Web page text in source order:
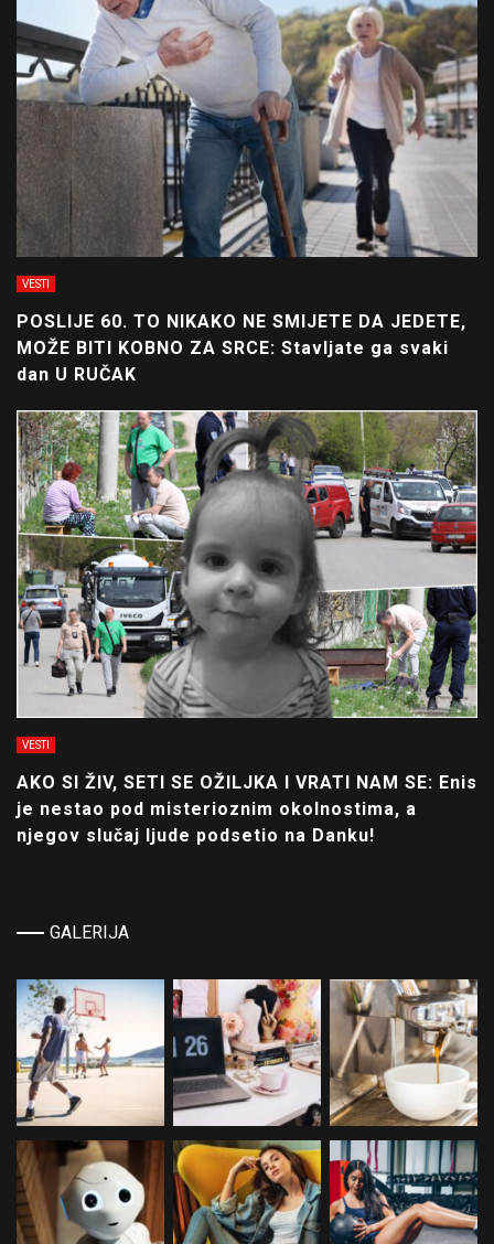
VESTI
POSLIJE 60. TO NIKAKO NE SMIJETE DA JEDETE,
MOŽE BITI KOBNO ZA SRCE: Stavljate ga svaki
dan U RUČAK
VESTI
AKO SI ŽIV, SETI SE OŽILJKA I VRATI NAM SE: Enis
je nestao pod misterioznim okolnostima, a
njegov slučaj ljude podsetio na Danku!
GALERIJA